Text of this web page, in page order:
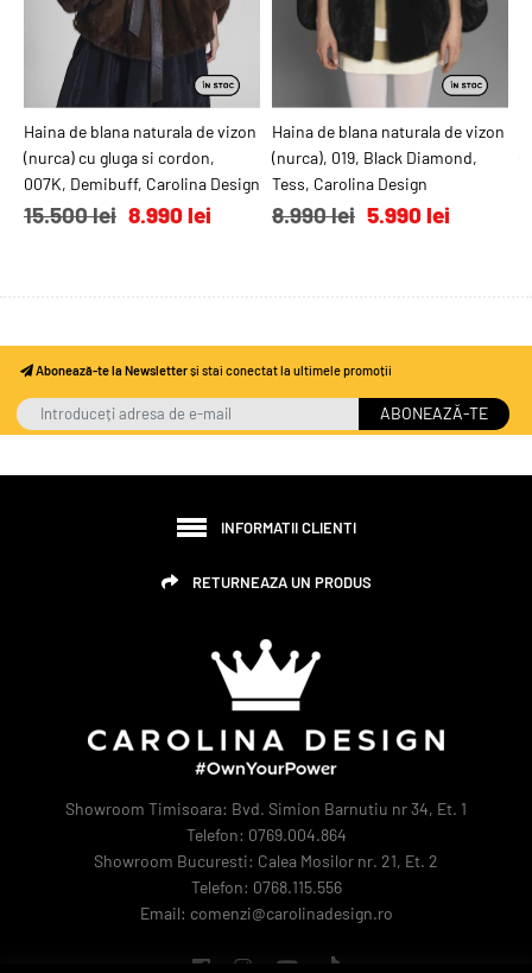
ADAUGĂ ÎN COŞ
Haina de blana naturala de vizon
(nurca) cu gluga si cordon,
007K, Demibuff, Carolina Design
15.500 lei 8.990 lei
ADAUGĂ ÎN COŞ
Haina de blana naturala de vizon
(nurca), 019, Black Diamond,
Tess, Carolina Design
8.990 lei 5.990 lei
Abonează-te la Newsletterși stai conectat la ultimele promoții
ABONEAZĂ-TE
INFORMATII CLIENTI
RETURNEAZA UN PRODUS
Showroom Timisoara: Bvd. Simion Barnutiu nr 34, Et. 1
Telefon: 0769.004.864
Showroom Bucuresti: Calea Mosilor nr. 21, Et. 2
Telefon: 0768.115.556
Email: comenzi@carolinadesign.ro